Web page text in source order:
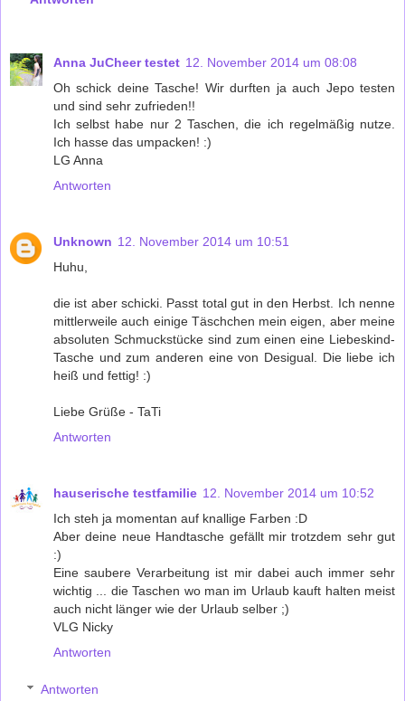
Anna JuCheer testet 12. November 2014 um 08:08
Oh schick deine Tasche! Wir durften ja auch Jepo testen
und sind sehr zufrieden!!
Ich selbst habe nur 2 Taschen, die ich regelmäßig nutze.
Ich hasse das umpacken! :)
LG Anna
Antworten
Unknown 12. November 2014 um 10:51
Huhu,
die ist aber schicki. Passt total gut in den Herbst. Ich nenne
mittlerweile auch einige Täschchen mein eigen, aber meine
absoluten Schmuckstücke sind zum einen eine Liebeskind-
Tasche und zum anderen eine von Desigual. Die liebe ich
heiß und fettig! :)
Liebe Grüße - TaTi
Antworten
hauserische testfamilie 12. November 2014 um 10:52
Ich steh ja momentan auf knallige Farben :D
Aber deine neue Handtasche gefällt mir trotzdem sehr gut
:)
Eine saubere Verarbeitung ist mir dabei auch immer sehr
wichtig ... die Taschen wo man im Urlaub kauft halten meist
auch nicht länger wie der Urlaub selber ;)
VLG Nicky
Antworten
Antworten